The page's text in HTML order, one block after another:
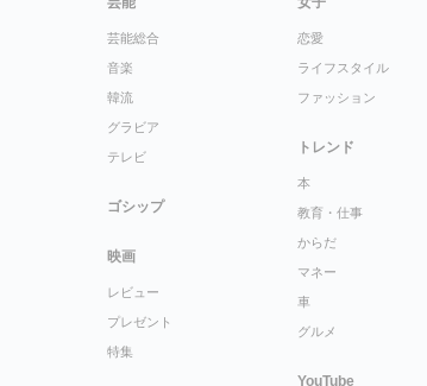
芸能総合
音楽
韓流
グラビア
テレビ
ゴシップ
映画
レビュー
プレゼント
特集
恋愛
ライフスタイル
ファッション
トレンド
本
教育・仕事
からだ
マネー
車
グルメ
YouTube